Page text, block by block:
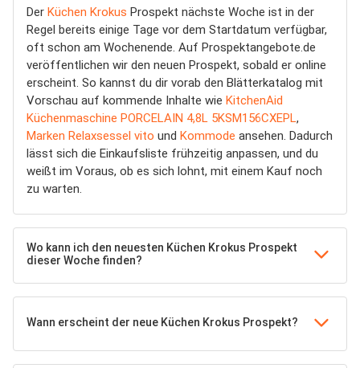
Der Küchen Krokus Prospekt nächste Woche ist in der
Regel bereits einige Tage vor dem Startdatum verfügbar,
oft schon am Wochenende. Auf Prospektangebote.de
veröffentlichen wir den neuen Prospekt, sobald er online
erscheint. So kannst du dir vorab den Blätterkatalog mit
Vorschau auf kommende Inhalte wie KitchenAid
Küchenmaschine PORCELAIN 4,8L 5KSM156CXEPL,
Marken Relaxsessel vito und Kommode ansehen. Dadurch
lässt sich die Einkaufsliste frühzeitig anpassen, und du
weißt im Voraus, ob es sich lohnt, mit einem Kauf noch
zu warten.
Wo kann ich den neuesten Küchen Krokus Prospekt
dieser Woche finden?
Wann erscheint der neue Küchen Krokus Prospekt?